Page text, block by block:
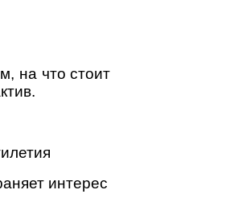
на что стоит
интерес